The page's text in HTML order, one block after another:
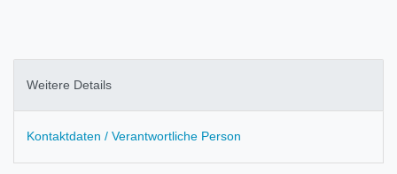
Weitere Details
Kontaktdaten / Verantwortliche Person